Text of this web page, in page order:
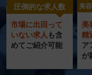
美容クリニック
特化型
圧倒的な求人数
市場に出回って
いない求人も含
めてご紹介可能
美
美
精
ア
が